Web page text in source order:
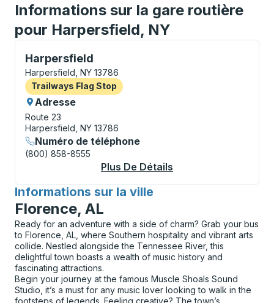
Informations sur la gare routière
pour Harpersfield, NY
Harpersfield
Flag Stop, utilisez les touches fléchées ou la
Harpersfield, NY 13786
Flag Stop
Trailways Flag Stop
Adresse
Route 23
Harpersfield, NY 13786
Numéro de téléphone
(800) 858-8555
Plus De Détails
Informations sur la ville
pour
Florence, AL
Ready for an adventure with a side of charm? Grab your bus
to Florence, AL, where Southern hospitality and vibrant arts
collide. Nestled alongside the Tennessee River, this
delightful town boasts a wealth of music history and
fascinating attractions.
Begin your journey at the famous Muscle Shoals Sound
Studio, it’s a must for any music lover looking to walk in the
footsteps of legends. Feeling creative? The town’s